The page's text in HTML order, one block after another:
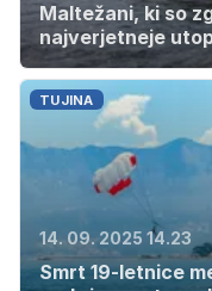
Maltežani, ki so
najverjetneje
TUJINA
14. 09. 2025 14.23
Smrt 19-letnice